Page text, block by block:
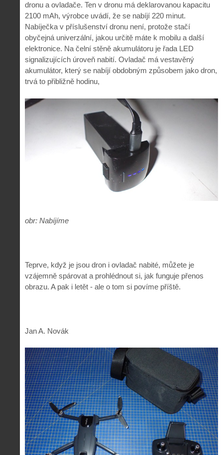
dronu a ovladače. Ten v dronu má deklarovanou kapacitu
2100 mAh, výrobce uvádí, že se nabíjí 220 minut.
Nabíječka v příslušenství dronu není, protože stačí
obyčejná univerzální, jakou určitě máte k mobilu a další
elektronice. Na čelní stěně akumulátoru je řada LED
signalizujících úroveň nabití. Ovladač má vestavěný
akumulátor, který se nabíjí obdobným způsobem jako dron,
trvá to přibližně hodinu,
obr: Nabíjíme
Teprve, když je jsou dron i ovladač nabité, můžete je
vzájemně spárovat a prohlédnout si, jak funguje přenos
obrazu. A pak i letět - ale o tom si povíme příště.
Jan A. Novák